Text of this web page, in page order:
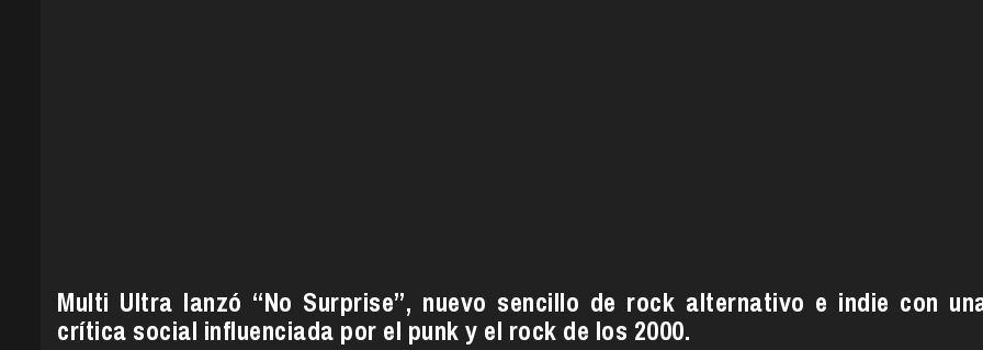
Multi Ultra lanzó “No Surprise”, nuevo sencillo de rock alternativo e indie con
crítica social influenciada por el punk y el rock de los 2000.